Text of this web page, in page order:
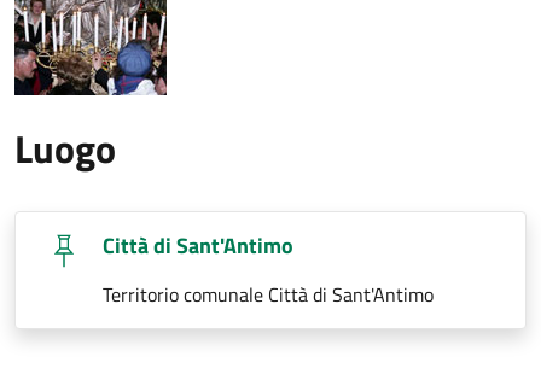
Luogo
Città di Sant'Antimo
Territorio comunale Città di Sant'Antimo